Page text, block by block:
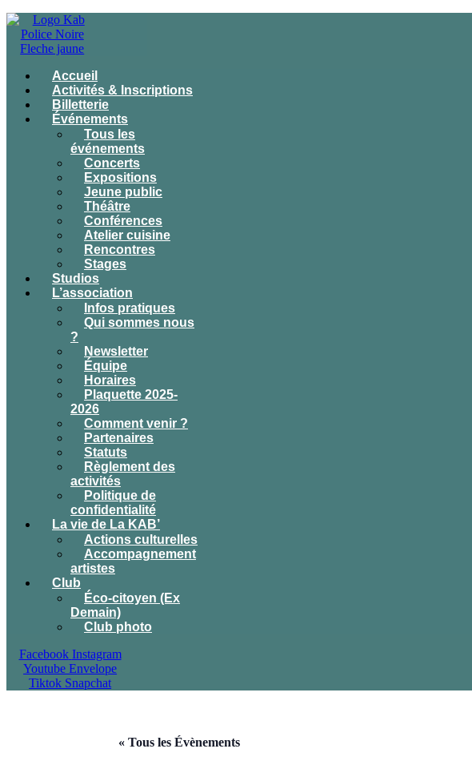
Accueil
Activités & Inscriptions
Billetterie
Événements
Tous les
événements
Concerts
Expositions
Jeune public
Théâtre
Conférences
Atelier cuisine
Rencontres
Stages
Studios
L’association
Infos pratiques
Qui sommes nous
?
Newsletter
Équipe
Horaires
Plaquette 2025-
2026
Comment venir ?
Partenaires
Statuts
Règlement des
activités
Politique de
confidentialité
La vie de La KAB’
Actions culturelles
Accompagnement
artistes
Club
Éco-citoyen (Ex
Demain)
Club photo
Facebook Instagram
Youtube Envelope
Tiktok Snapchat
« Tous les Évènements